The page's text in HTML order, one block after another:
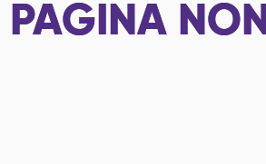
PAGINA